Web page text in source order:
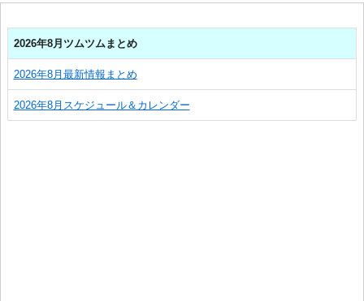
2026年8月ツムツムまとめ
2026年8月最新情報まとめ
2026年8月スケジュール＆カレンダー